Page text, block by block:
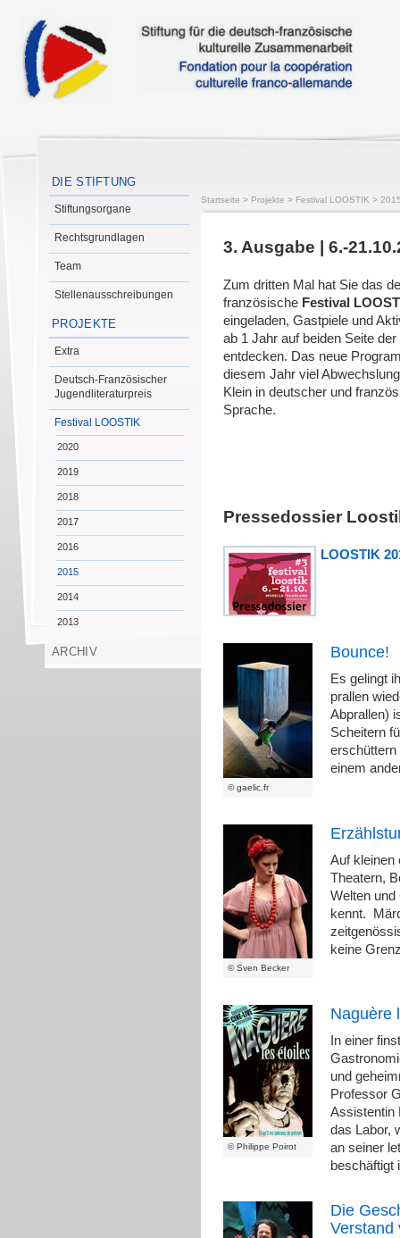
DIE STIFTUNG
Stiftungsorgane
Rechtsgrundlagen
Team
Stellenausschreibungen
PROJEKTE
Extra
Deutsch-Französischer
Jugendliteraturpreis
Festival LOOSTIK
2020
2019
2018
2017
2016
2015
2014
2013
ARCHIV
Startseite > Projekte > Festival LOOSTIK >
3. Ausgabe | 6.-
Zum dritten Mal hat Sie das
französische Festival
eingeladen, Gastpiele und
ab 1 Jahr auf beiden Seite
entdecken. Das neue
diesem Jahr viel
Klein in deutscher und
Sprache.
Pressedossier
LOOSTIK
© gaelic.fr
Bounce!
Es gelingt
prallen
Abprallen)
Scheitern
erschüttern
einem
© Sven Becker
Auf kleinen
Theatern,
Welten
kennt.
keine
© Philippe Poirot
Naguère
In einer
und
Professor
Assistentin
das Labor,
an seiner
beschäftigt
Die
Verstand